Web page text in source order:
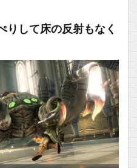
りして床の反射もなく